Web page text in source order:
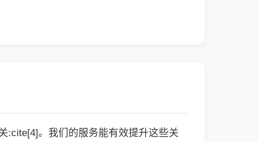
:cite[4]。我们的服务能有效提升这些关